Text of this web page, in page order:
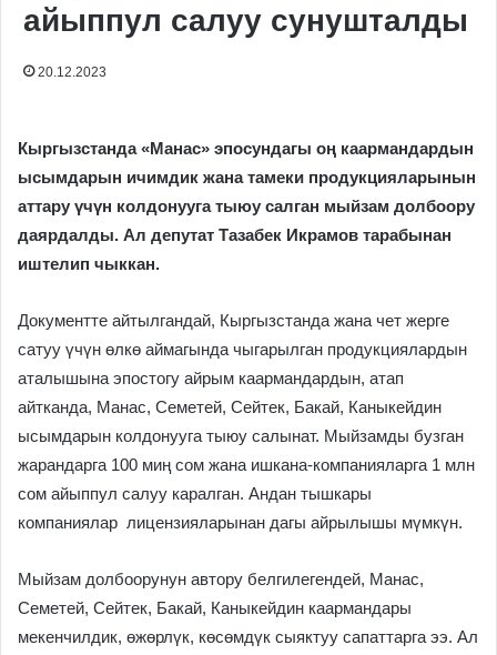
айыппул салуу сунушталды
20.12.2023
Кыргызстанда «Манас» эпосундагы оң каармандардын
ысымдарын ичимдик жана тамеки продукцияларынын
аттару үчүн колдонууга тыюу салган мыйзам долбоору
даярдалды. Ал депутат Тазабек Икрамов тарабынан
иштелип чыккан.
Документте айтылгандай, Кыргызстанда жана чет жерге
сатуу үчүн өлкө аймагында чыгарылган продукциялардын
аталышына эпостогу айрым каармандардын, атап
айтканда, Манас, Семетей, Сейтек, Бакай, Каныкейдин
ысымдарын колдонууга тыюу салынат. Мыйзамды бузган
жарандарга 100 миң сом жана ишкана-компанияларга 1 млн
сом айыппул салуу каралган. Андан тышкары
компаниялар лицензияларынан дагы айрылышы мүмкүн.
Мыйзам долбоорунун автору белгилегендей, Манас,
Семетей, Сейтек, Бакай, Каныкейдин каармандары
мекенчилдик, өжөрлүк, көсөмдүк сыяктуу сапаттарга ээ. Ал